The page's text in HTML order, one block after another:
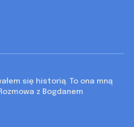
się historią. To ona mną
z Bogdanem